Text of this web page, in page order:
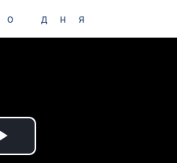
дня
Play Video